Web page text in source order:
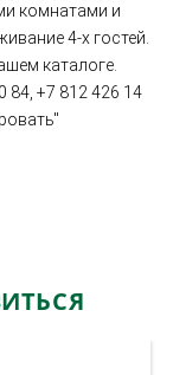
комнатами и
4-х гостей.
каталоге.
84, +7 812 426 14